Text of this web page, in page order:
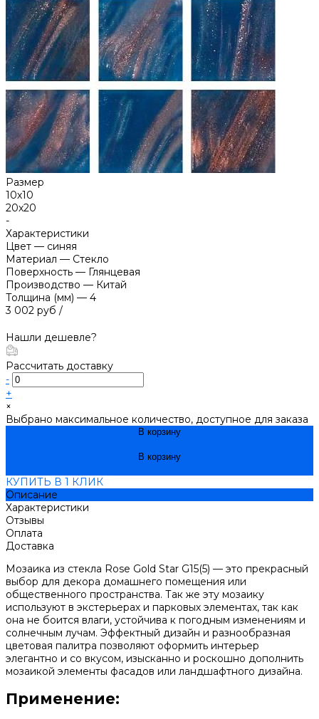
Размер
10х10
20х20
-
Характеристики
Цвет — синяя
Материал — Стекло
Поверхность — Глянцевая
Производство — Китай
Толщина (мм) — 4
3 002 руб /
Нашли дешевле?
Рассчитать доставку
-
+
×
Выбрано максимальное количество, доступное для заказа
В корзину
В корзину
КУПИТЬ В 1 КЛИК
Описание
Характеристики
Отзывы
Оплата
Доставка
Мозаика из стекла Rose Gold Star G15(5) — это прекрасный
выбор для декора домашнего помещения или
общественного пространства. Так же эту мозаику
используют в экстерьерах и парковых элементах, так как
она не боится влаги, устойчива к погодным изменениям и
солнечным лучам. Эффектный дизайн и разнообразная
цветовая палитра позволяют оформить интерьер
элегантно и со вкусом, изысканно и роскошно дополнить
мозаикой элементы фасадов или ландшафтного дизайна.
Применение: